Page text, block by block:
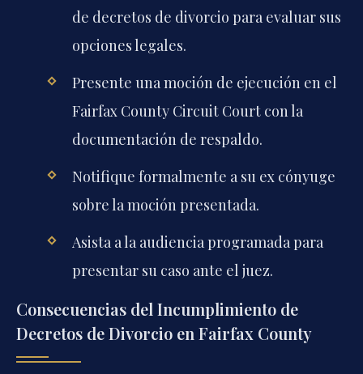
de decretos de divorcio para evaluar sus
opciones legales.
Presente una moción de ejecución en el
Fairfax County Circuit Court con la
documentación de respaldo.
Notifique formalmente a su ex cónyuge
sobre la moción presentada.
Asista a la audiencia programada para
presentar su caso ante el juez.
Consecuencias del Incumplimiento de
Decretos de Divorcio en Fairfax County